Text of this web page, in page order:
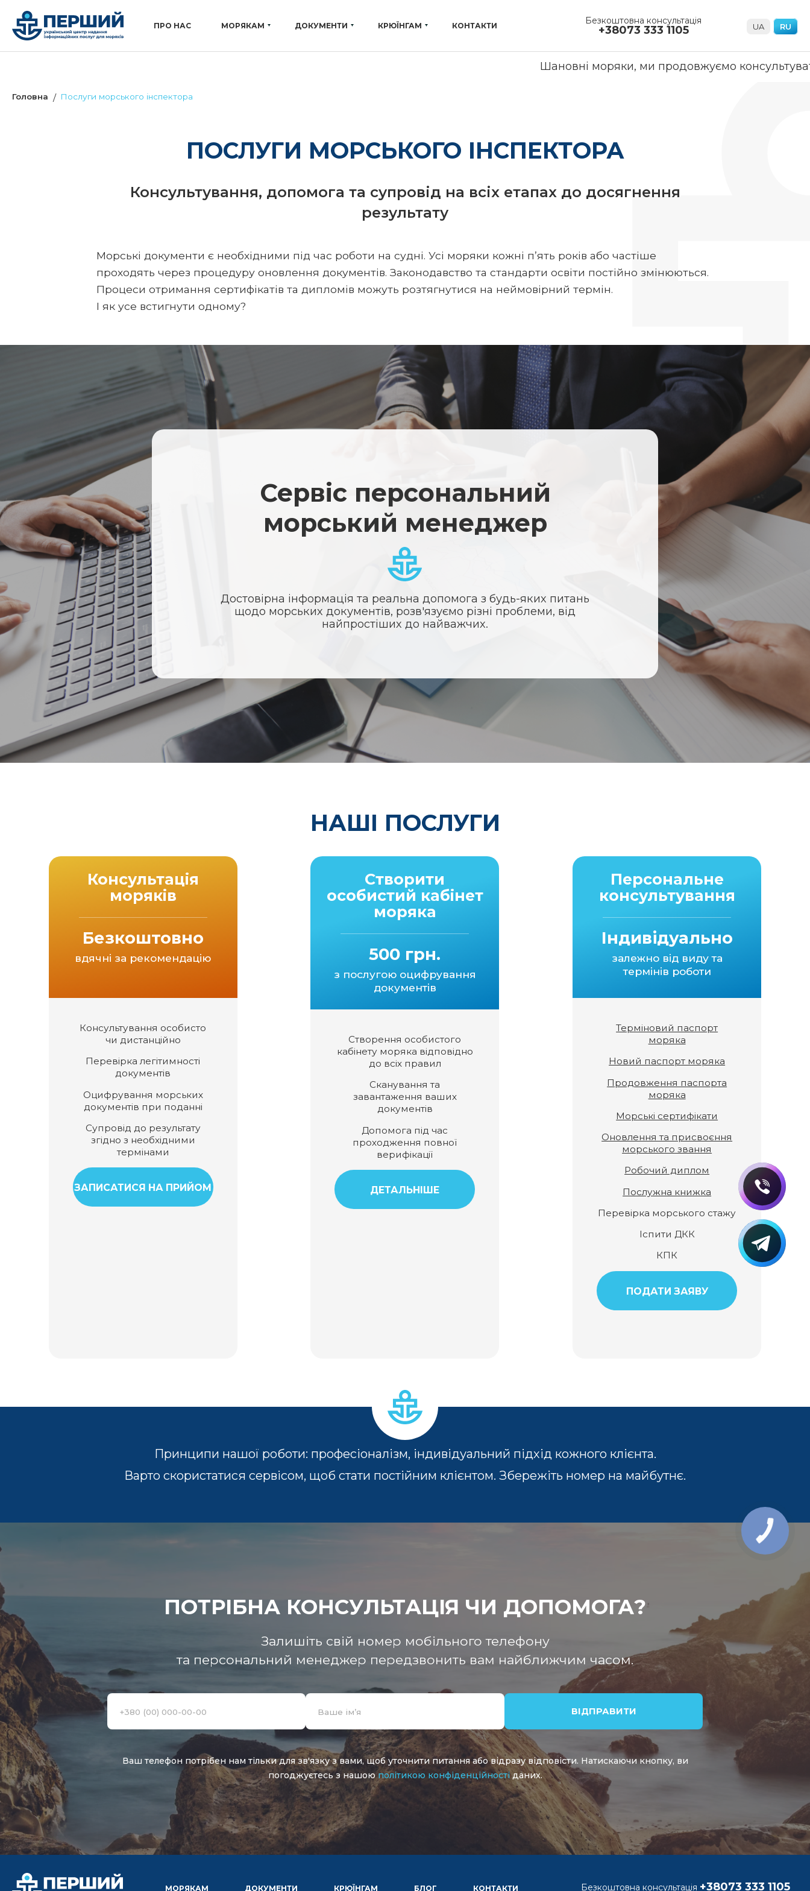
ПРО НАС МОРЯКАМ ДОКУМЕНТИ КРЮЇНГАМ КОНТАКТИ Безкоштовна консультація
+38073 333 1105 UA RU
Шановні моряки, ми продовжуємо консультувати і
Головна Послуги морського інспектора
ПОСЛУГИ МОРСЬКОГО ІНСПЕКТОРА
Консультування, допомога та супровід на всіх етапах до досягнення
результату
Морські документи є необхідними під час роботи на судні. Усі моряки кожні п’ять років або частіше
проходять через процедуру оновлення документів. Законодавство та стандарти освіти постійно змінюються.
Процеси отримання сертифікатів та дипломів можуть розтягнутися на неймовірний термін.
І як усе встигнути одному?
Сервіс персональний
морський менеджер
Достовірна інформація та реальна допомога з будь-яких питань
щодо морських документів, розв'язуємо різні проблеми, від
найпростіших до найважчих.
НАШІ ПОСЛУГИ
Консультація
моряків
Безкоштовно
вдячні за рекомендацію
Консультування особисто
чи дистанційно
Перевірка легітимності
документів
Оцифрування морських
документів при поданні
Супровід до результату
згідно з необхідними
термінами
ЗАПИСАТИСЯ НА ПРИЙОМ
Створити
особистий кабінет
моряка
500 грн.
з послугою оцифрування
документів
Створення особистого
кабінету моряка відповідно
до всіх правил
Сканування та
завантаження ваших
документів
Допомога під час
проходження повної
верифікації
ДЕТАЛЬНІШЕ
Персональне
консультування
Індивідуально
залежно від виду та
термінів роботи
Терміновий паспорт
моряка
Новий паспорт моряка
Продовження паспорта
моряка
Морські сертифікати
Оновлення та присвоєння
морського звання
Робочий диплом
Послужна книжка
Перевірка морського стажу
Іспити ДКК
КПК
ПОДАТИ ЗАЯВУ
Принципи нашої роботи: професіоналізм, індивідуальний підхід кожного клієнта.
Варто скористатися сервісом, щоб стати постійним клієнтом. Збережіть номер на майбутнє.
ПОТРІБНА КОНСУЛЬТАЦІЯ ЧИ ДОПОМОГА?
Залишіть свій номер мобільного телефону
та персональний менеджер передзвонить вам найближчим часом.
Ваш телефон потрібен нам тільки для зв'язку з вами, щоб уточнити питання або відразу відповісти. Натискаючи кнопку, ви
погоджуєтесь з нашоюполітикою конфіденційностіданих.
МОРЯКАМ ДОКУМЕНТИ КРЮЇНГАМ БЛОГ КОНТАКТИ Безкоштовна консультація +38073 333 1105